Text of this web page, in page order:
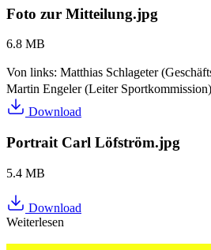
Foto zur Mitteilung.jpg
6.8 MB
Von links: Matthias Schlageter
Martin Engeler (Leiter
Download
Portrait Carl Löfström.jpg
5.4 MB
Download
Weiterlesen